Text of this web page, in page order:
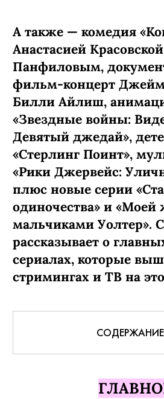
А также — комедия
Анастасией
Панфиловым,
фильм-концерт
Билли Айлиш,
«Звездные войны:
Девятый джедай»,
«Стерлинг Поинт»,
«Рики Джервейс:
плюс новые серии
одиночества» и «Моей
мальчиками Уолтер».
рассказывает о
сериалах, которые
стримингах и ТВ на
СОДЕРЖАНИЕ